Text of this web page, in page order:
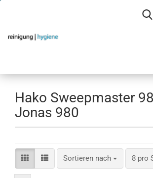
Hako Sweepmaster
Jonas 980
Sortieren nach
Sortieren nach 8 pro
pro